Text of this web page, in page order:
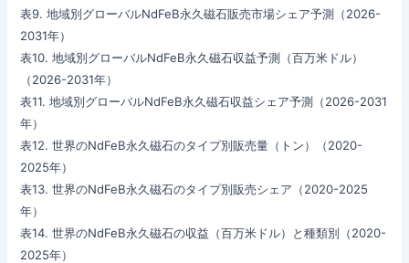
表9. 地域別グローバルNdFeB永久磁石販売市場シェア予測（2026-
2031年）
表10. 地域別グローバルNdFeB永久磁石収益予測（百万米ドル）
（2026-2031年）
表11. 地域別グローバルNdFeB永久磁石収益シェア予測（2026-2031
年）
表12. 世界のNdFeB永久磁石のタイプ別販売量（トン）（2020-
2025年）
表13. 世界のNdFeB永久磁石のタイプ別販売シェア（2020-2025
年）
表14. 世界のNdFeB永久磁石の収益（百万米ドル）と種類別（2020-
2025年）